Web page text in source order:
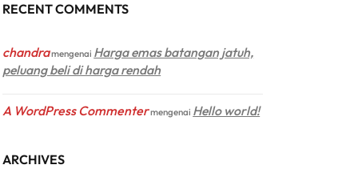
RECENT COMMENTS
chandramengenai Harga emas batangan jatuh,
peluang beli di harga rendah
A WordPress Commentermengenai Hello world!
ARCHIVES